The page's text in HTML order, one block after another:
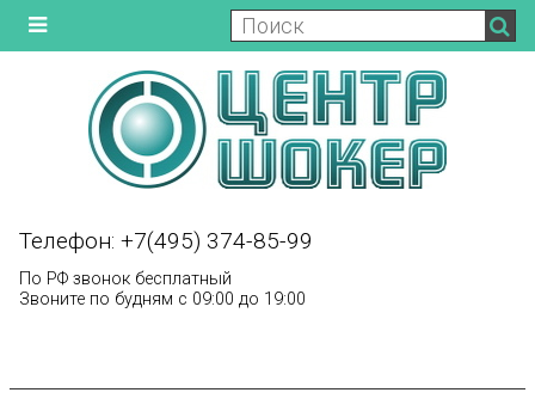
Телефон: +7(495) 374-85-99
По РФ звонок бесплатный
Звоните по будням с 09:00 до 19:00